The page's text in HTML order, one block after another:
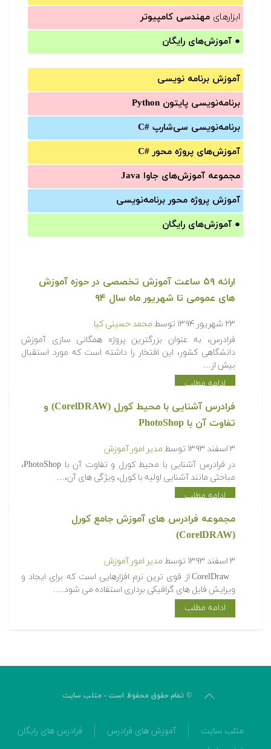
ابزارهای مهندسی کامپیوتر
● آموزش‌های رایگان
آموزش برنامه نویسی
برنامه‌نویسی پایتون Python
برنامه‌‌نویسی سی‌شارپ C#‎
آموزش‌های پروژه محور #C
مجموعه آموزش‌های جاوا Java
آموزش‌ پروژه محور برنامه‌نویسی
● آموزش‌های رایگان
ارائه ۵۹ ساعت آموزش تخصصی در حوزه آموزش
های عمومی تا شهریور ماه سال ۹۴
۲۳ شهریور ۱۳۹۴ توسط محمد حسینی کیا
فرادرس، به عنوان بزرگترین پروژه همگانی سازی آموزش
دانشگاهی کشور، این افتخار را داشته است که مورد استقبال
بیش از…
ادامه مطلب
فرادرس آشنایی با محیط کورل (CorelDRAW) و
تفاوت آن با PhotoShop
۳ اسفند ۱۳۹۳ توسط مدیر امور آموزش
در فرادرس آشنایی با محیط کورل و تفاوت آن با PhotoShop،
مباحثی مانند آشنایی اولیه با کورل، ویژگی های آن،…
ادامه مطلب
مجموعه فرادرس های آموزش جامع کورل
(CorelDRAW)
۳ اسفند ۱۳۹۳ توسط مدیر امور آموزش
CorelDraw از قوی ترین نرم افزارهایی است که برای ایجاد و
ویرایش فایل های گرافیکی برداری استفاده می شود….
ادامه مطلب
© تمام حقوق محفوظ است - متلب سایت
متلب سایت آموزش های فرادرس
فرادرس های رایگان